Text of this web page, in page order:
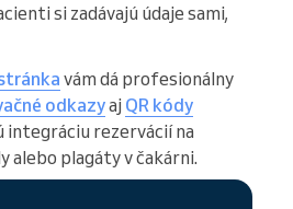
si zadávajú údaje sami,
vám dá profesionálny
odkazyaj QR kódy
integráciu rezervácií na
alebo plagáty v čakárni.